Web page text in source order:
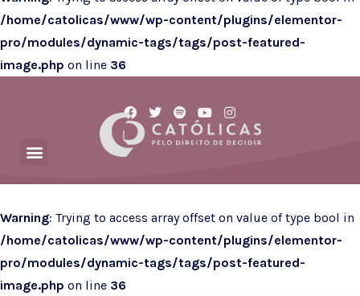
/home/catolicas/www/wp-content/plugins/elementor-
pro/modules/dynamic-tags/tags/post-featured-
image.php on line 36
Warning: Trying to access array offset on value of type bool in
/home/catolicas/www/wp-content/plugins/elementor-
pro/modules/dynamic-tags/tags/post-featured-
image.php on line 36